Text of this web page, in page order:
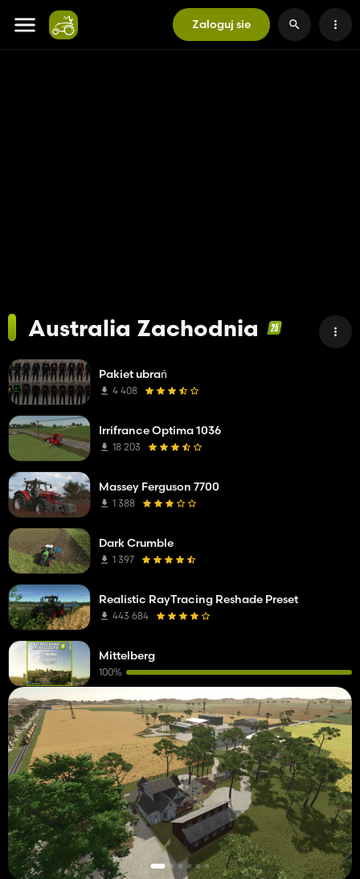
Zaloguj sie
Australia Zachodnia
Pakiet ubrań
4 408
Irrifrance Optima 1036
18 203
Massey Ferguson 7700
1 388
Dark Crumble
1 397
Realistic RayTracing Reshade Preset
443 684
Mittelberg
100%